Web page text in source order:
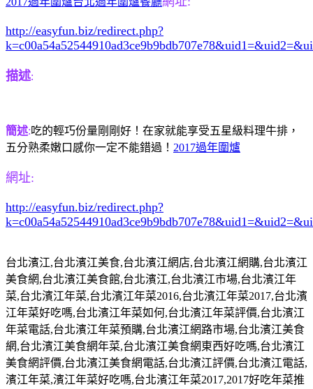
http://easyfun.biz/redirect.php?
描述:
簡述:吃的輕巧份量剛剛好！在家就能享受五星級料理牛排，
五分熟柔嫩口感你一定不能錯過！ 2017過年圍爐
網址:
http://easyfun.biz/redirect.php?
台北濱江,台北濱江美食,台北濱江網店,台北濱江網購,台北濱江
美食網,台北濱江美食館,台北濱江,台北濱江市場,台北濱江年
菜,台北濱江年菜,台北濱江年菜2016,台北濱江年菜2017,台北濱
江年菜好吃嗎,台北濱江年菜如何,台北濱江年菜評價,台北濱江
年菜電話,台北濱江年菜預購,台北濱江網路市場,台北濱江美食
網,台北濱江美食網年菜,台北濱江美食網東西好吃嗎,台北濱江
美食網評價,台北濱江美食網電話,台北濱江評價,台北濱江電話,
濱江年菜,濱江年菜好吃嗎,台北濱江年菜2017,2017好吃年菜推